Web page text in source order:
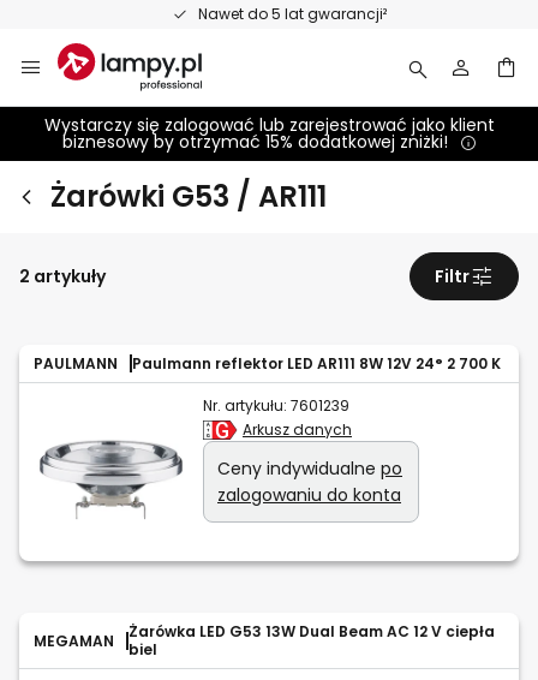
Nawet do 5 lat gwarancji²
treści
Wystarczy się zalogować lub zarejestrować jako klient
biznesowy by otrzymać 15% dodatkowej zniżki!
Żarówki G53 / AR111
PAULMANN Paulmann reflektor LED AR111 8W 12V 24° 2 700 K
Nr. artykułu: 7601239
Arkusz danych
Ceny indywidualne po
zalogowaniu do konta
MEGAMAN
Żarówka LED G53 13W Dual Beam AC 12 V ciepła
biel
2 artykuły Filtr